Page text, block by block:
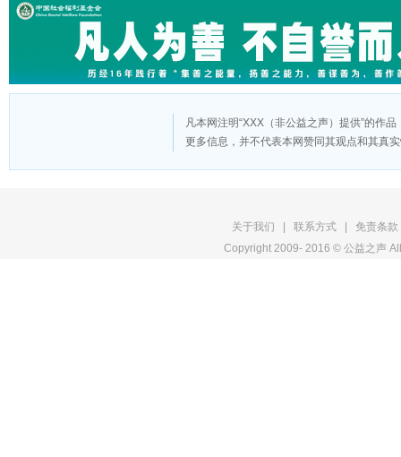
凡本网注明“XXX（非公益之声）提供”的作
更多信息，并不代表本网赞同其观点和其真
关于我们 | 联系方式 |
免责条款
Copyright 2009- 2016 © 公益之声